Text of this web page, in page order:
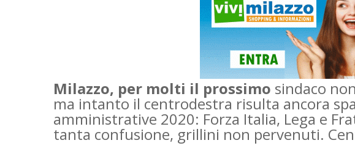
Milazzo, per molti il prossimo sindaco
ma intanto il centrodestra risulta ancora
amministrative 2020: Forza Italia, Lega e
tanta confusione, grillini non pervenuti.